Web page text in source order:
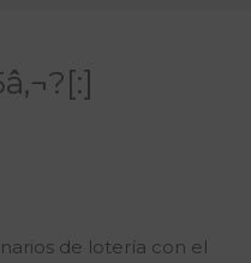
de lotería con el